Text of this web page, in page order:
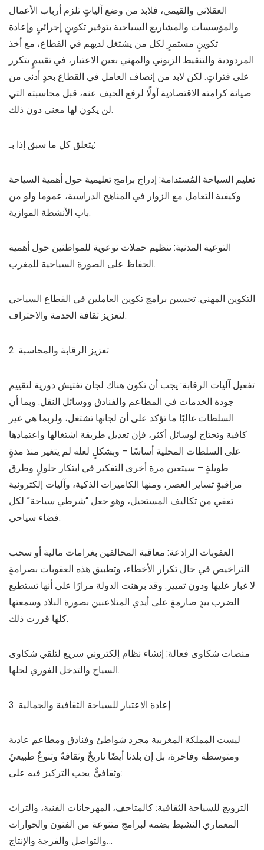
العقلاني والقيمي، فلابد من وضع آلياتٍ تلزم أرباب الأعمال
والمؤسسات والمشاريع السياحية بتوفير تكوينٍ إجرائيٍ وإعادة
تكوينٍ مستمرٍ لكل من يشتغل لديهم في القطاع، مع أخذ
المردودية والتنقيط الزبوني والمهني بعين الاعتبار، في تقييمٍ يتكرر
على فتراتٍ. لكن لابد من إنصاف العامل في القطاع بحدٍ أدنى من
صيانة كرامته الاقتصادية أولًا لرفع الحيف عنه، قبل محاسبته التي
لن يكون لها معنى دون ذلك.
يتعلق كل ما سبق إذا بـ:
تعليم السياحة المُستدامة: إدراج برامج تعليمية حول أهمية السياحة
وكيفية التعامل مع الزوار في المناهج الدراسية، عموما ولو من
باب الأنشطة الموازية.
التوعية المدنية: تنظيم حملات توعوية للمواطنين حول أهمية
الحفاظ على الصورة السياحية للمغرب.
التكوين المهني: تحسين برامج تكوين العاملين في القطاع السياحي
لتعزيز ثقافة الخدمة والاحتراف.
2. تعزيز الرقابة والمحاسبة
تفعيل آليات الرقابة: يجب أن تكون هناك لجان تفتيش دورية لتقييم
جودة الخدمات في المطاعم والفنادق ووسائل النقل. وبما أن
السلطات غالبًا ما تؤكد على أن لجانها تشتغل، ولربما هي غير
كافية وتحتاج لوسائل أكثر، فإن تعديل طريقة اشتغالها واعتمادها
على السلطات المحلية أساسًا – وبشكلٍ لعله لم يتغير منذ مدةٍ
طويلةٍ – سيتعين مرة أخرى التفكير في ابتكار حلولٍ وطرق
مراقبةٍ تساير العصر، ومنها الكاميرات الذكية، وآليات إلكترونية
تعفي من تكاليف المستحيل، وهو جعل “شرطي سياحة” لكل
فضاء سياحي.
العقوبات الرادعة: معاقبة المخالفين بغرامات مالية أو سحب
التراخيص في حال تكرار الأخطاء، وتطبيق هذه العقوبات بصرامةٍ
لا غبار عليها ودون تمييز. وقد برهنت الدولة مرارًا على أنها تستطيع
الضرب بيدٍ صارمةٍ على أيدي المتلاعبين بصورة البلاد وسمعتها
كلها قررت ذلك.
منصات شكاوى فعالة: إنشاء نظام إلكتروني سريع لتلقي شكاوى
السياح والتدخل الفوري لحلها.
3. إعادة الاعتبار للسياحة الثقافية والجمالية
ليست المملكة المغربية مجرد شواطئ وفنادق ومطاعم عادية
ومتوسطة وفاخرة، بل إن بلدنا أيضًا تاريخٌ وثقافةٌ وتنوعٌ طبيعيٌ
وثقافيٌّ. يجب التركيز فيه على:
الترويج للسياحة الثقافية: كالمتاحف، المهرجانات الفنية، والتراث
المعماري النشيط بضمه لبرامج متنوعة من الفنون والحوارات
والتواصل والفرجة والإنتاج…